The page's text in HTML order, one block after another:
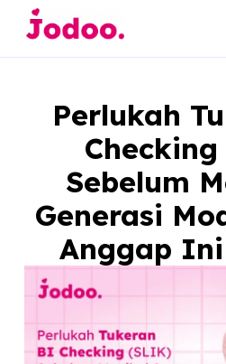
Perlukah
Sebelum
Generasi
Anggap